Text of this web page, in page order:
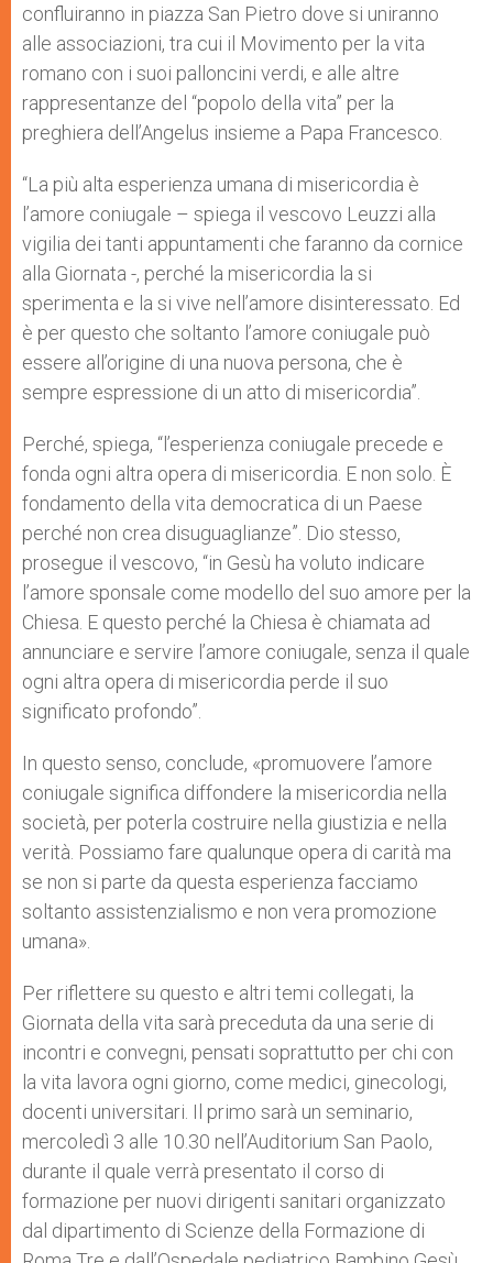
confluiranno in piazza San Pietro dove si uniranno
alle associazioni, tra cui il Movimento per la vita
romano con i suoi palloncini verdi, e alle altre
rappresentanze del “popolo della vita” per la
preghiera dell’Angelus insieme a Papa Francesco.
“La più alta esperienza umana di misericordia è
l’amore coniugale – spiega il vescovo Leuzzi alla
vigilia dei tanti appuntamenti che faranno da cornice
alla Giornata -, perché la misericordia la si
sperimenta e la si vive nell’amore disinteressato. Ed
è per questo che soltanto l’amore coniugale può
essere all’origine di una nuova persona, che è
sempre espressione di un atto di misericordia”.
Perché, spiega, “l’esperienza coniugale precede e
fonda ogni altra opera di misericordia. E non solo. È
fondamento della vita democratica di un Paese
perché non crea disuguaglianze”. Dio stesso,
prosegue il vescovo, “in Gesù ha voluto indicare
l’amore sponsale come modello del suo amore per la
Chiesa. E questo perché la Chiesa è chiamata ad
annunciare e servire l’amore coniugale, senza il quale
ogni altra opera di misericordia perde il suo
significato profondo”.
In questo senso, conclude, «promuovere l’amore
coniugale significa diffondere la misericordia nella
società, per poterla costruire nella giustizia e nella
verità. Possiamo fare qualunque opera di carità ma
se non si parte da questa esperienza facciamo
soltanto assistenzialismo e non vera promozione
umana».
Per riflettere su questo e altri temi collegati, la
Giornata della vita sarà preceduta da una serie di
incontri e convegni, pensati soprattutto per chi con
la vita lavora ogni giorno, come medici, ginecologi,
docenti universitari. Il primo sarà un seminario,
mercoledì 3 alle 10.30 nell’Auditorium San Paolo,
durante il quale verrà presentato il corso di
formazione per nuovi dirigenti sanitari organizzato
dal dipartimento di Scienze della Formazione di